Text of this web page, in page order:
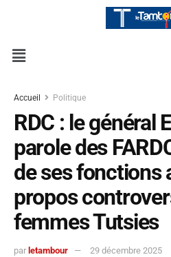
Accueil Politique
RDC : le général
parole des
de ses fonctions
propos
femmes Tutsies
par letambour 29 décembre 2025